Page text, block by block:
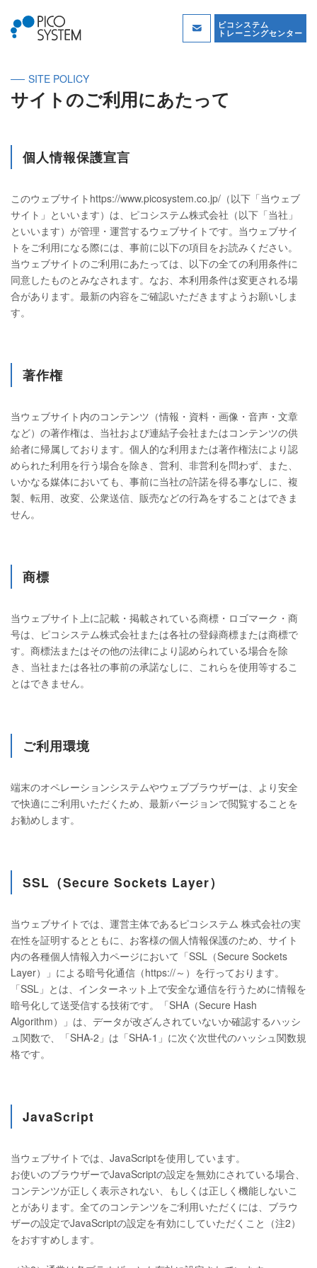
ピコシステム
トレーニングセンター
SITE POLICY
サイトのご利用にあたって
個人情報保護宣言
このウェブサイトhttps://www.picosystem.co.jp/（以下「当ウェブ
サイト」といいます）は、ピコシステム株式会社（以下「当社」
といいます）が管理・運営するウェブサイトです。当ウェブサイ
トをご利用になる際には、事前に以下の項目をお読みください。
当ウェブサイトのご利用にあたっては、以下の全ての利用条件に
同意したものとみなされます。なお、本利用条件は変更される場
合があります。最新の内容をご確認いただきますようお願いしま
す。
著作権
当ウェブサイト内のコンテンツ（情報・資料・画像・音声・文章
など）の著作権は、当社および連結子会社またはコンテンツの供
給者に帰属しております。個人的な利用または著作権法により認
められた利用を行う場合を除き、営利、非営利を問わず、また、
いかなる媒体においても、事前に当社の許諾を得る事なしに、複
製、転用、改変、公衆送信、販売などの行為をすることはできま
せん。
商標
当ウェブサイト上に記載・掲載されている商標・ロゴマーク・商
号は、ピコシステム株式会社または各社の登録商標または商標で
す。商標法またはその他の法律により認められている場合を除
き、当社または各社の事前の承諾なしに、これらを使用等するこ
とはできません。
ご利用環境
端末のオペレーションシステムやウェブブラウザーは、より安全
で快適にご利用いただくため、最新バージョンで閲覧することを
お勧めします。
SSL（Secure Sockets Layer）
当ウェブサイトでは、運営主体であるピコシステム 株式会社の実
在性を証明するとともに、お客様の個人情報保護のため、サイト
内の各種個人情報入力ページにおいて「SSL（Secure Sockets
Layer）」による暗号化通信（https://～）を行っております。
「SSL」とは、インターネット上で安全な通信を行うために情報を
暗号化して送受信する技術です。「SHA（Secure Hash
Algorithm）」は、データが改ざんされていないか確認するハッシ
ュ関数で、「SHA-2」は「SHA-1」に次ぐ次世代のハッシュ関数規
格です。
JavaScript
当ウェブサイトでは、JavaScriptを使用しています。
お使いのブラウザーでJavaScriptの設定を無効にされている場合、
コンテンツが正しく表示されない、もしくは正しく機能しないこ
とがあります。全てのコンテンツをご利用いただくには、ブラウ
ザーの設定でJavaScriptの設定を有効にしていただくこと（注2）
をおすすめします。